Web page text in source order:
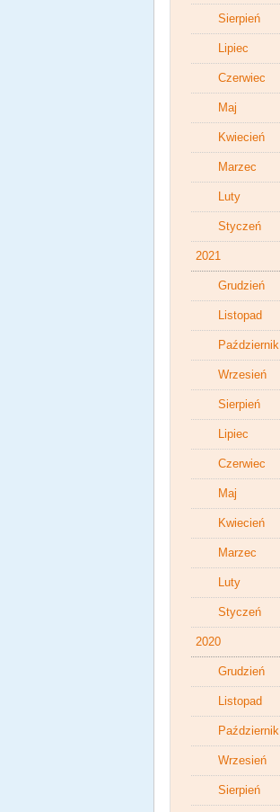
Sierpień
Lipiec
Czerwiec
Maj
Kwiecień
Marzec
Luty
Styczeń
2021
Grudzień
Listopad
Październik
Wrzesień
Sierpień
Lipiec
Czerwiec
Maj
Kwiecień
Marzec
Luty
Styczeń
2020
Grudzień
Listopad
Październik
Wrzesień
Sierpień